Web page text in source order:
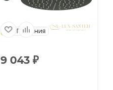
Германия
9 043 ₽